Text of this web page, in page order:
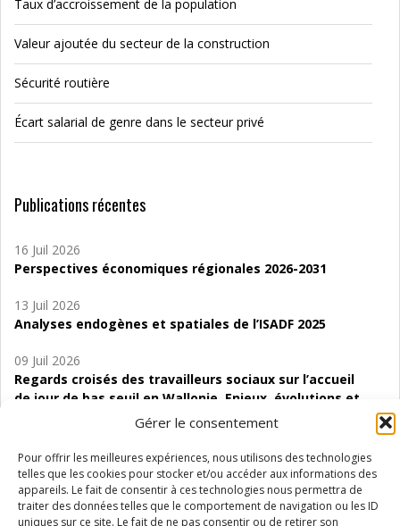
Gérer le consentement
Pour offrir les meilleures expériences, nous utilisons des technologies
telles que les cookies pour stocker et/ou accéder aux informations des
appareils. Le fait de consentir à ces technologies nous permettra de
traiter des données telles que le comportement de navigation ou les ID
uniques sur ce site. Le fait de ne pas consentir ou de retirer son
Taux d’accroissement de la population
Valeur ajoutée du secteur de la construction
Sécurité routière
Écart salarial de genre dans le secteur privé
Publications récentes
16 Juil 2026
Perspectives économiques régionales 2026-2031
13 Juil 2026
Analyses endogènes et spatiales de l’ISADF 2025
09 Juil 2026
Regards croisés des travailleurs sociaux sur l’accueil
de jour de bas seuil en Wallonie. Enjeux, évolutions et
06 Juil 2026
Étude d’évaluabilité des Structures
d’accompagnement à l’autocréation d’emploi (SAACE)